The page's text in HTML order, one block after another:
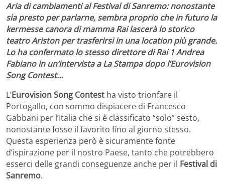
Aria di cambiamenti al Festival di Sanremo: nonostante
sia presto per parlarne, sembra proprio che in futuro la
kermesse canora di mamma Rai lascerà lo storico
teatro Ariston per trasferirsi in una location più grande.
Lo ha confermato lo stesso direttore di Rai 1 Andrea
Fabiano in un’intervista a La Stampa dopo l’Eurovision
Song Contest…
L’Eurovision Song Contest ha visto trionfare il
Portogallo, con sommo dispiacere di Francesco
Gabbani per l’Italia che si è classificato “solo” sesto,
nonostante fosse il favorito fino al giorno stesso.
Questa esperienza però è sicuramente fonte
d’ispirazione per il nostro Paese, tanto che potrebbero
esserci delle grandi conseguenze anche per il Festival di
Sanremo.